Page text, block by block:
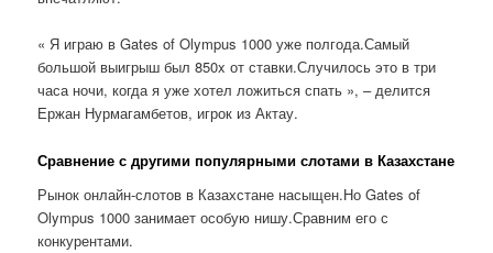
« Я играю в Gates of Olympus 1000 уже полгода.Самый
большой выигрыш был 850x от ставки.Случилось это в три
часа ночи, когда я уже хотел ложиться спать », – делится
Ержан Нурмагамбетов, игрок из Актау.
Сравнение с другими популярными слотами в Казахстане
Рынок онлайн-слотов в Казахстане насыщен.Но Gates of
Olympus 1000 занимает особую нишу.Сравним его с
конкурентами.